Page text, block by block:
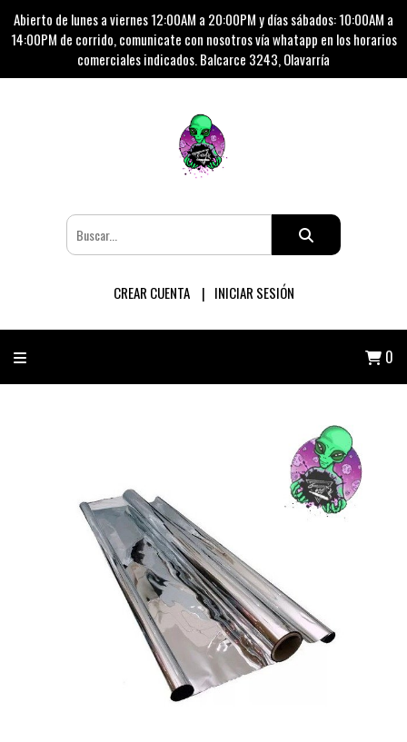
Abierto de lunes a viernes 12:00AM a 20:00PM y días sábados: 10:00AM a
14:00PM de corrido, comunicate con nosotros vía whatapp en los horarios
comerciales indicados. Balcarce 3243, Olavarría
CREAR CUENTA INICIAR SESIÓN
0